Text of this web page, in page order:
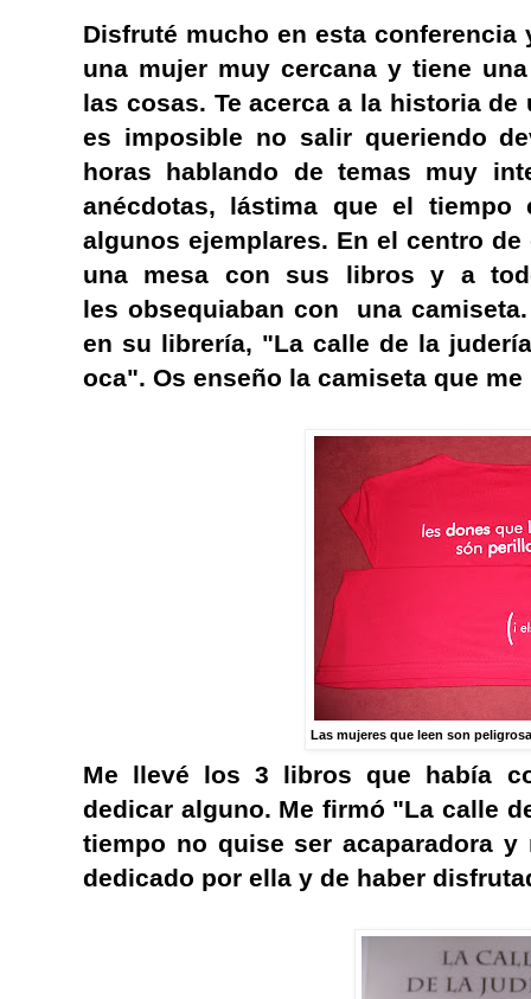
Disfruté mucho en esta conferencia
una mujer muy cercana y tiene
las cosas. Te acerca a la historia
es imposible no salir queriendo
horas hablando de temas muy
anécdotas, lástima que el
algunos ejemplares. En el centro
una mesa con sus libros y a
les obsequiaban con una
en su librería, "La calle de la
oca". Os enseño la camiseta que me
Las mujeres que leen son
Me llevé los 3 libros que había
dedicar alguno. Me firmó "La calle
tiempo no quise ser acaparadora
dedicado por ella y de haber